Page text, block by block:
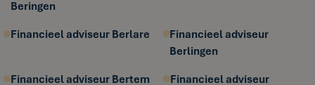
Beringen
Financieel adviseur Berlare
Financieel adviseur
Berlingen
Financieel adviseur Bertem
Financieel adviseur